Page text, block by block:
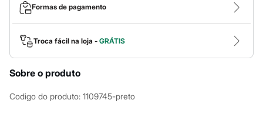
Saias
Shorts e Bermudas
Vestidos
Acessórios
Bolsas
Bijoux
Óculos
Formas de pagamento
Troca fácil na loja - GRÁTIS
Sobre o produto
Codigo do produto: 1109745-preto